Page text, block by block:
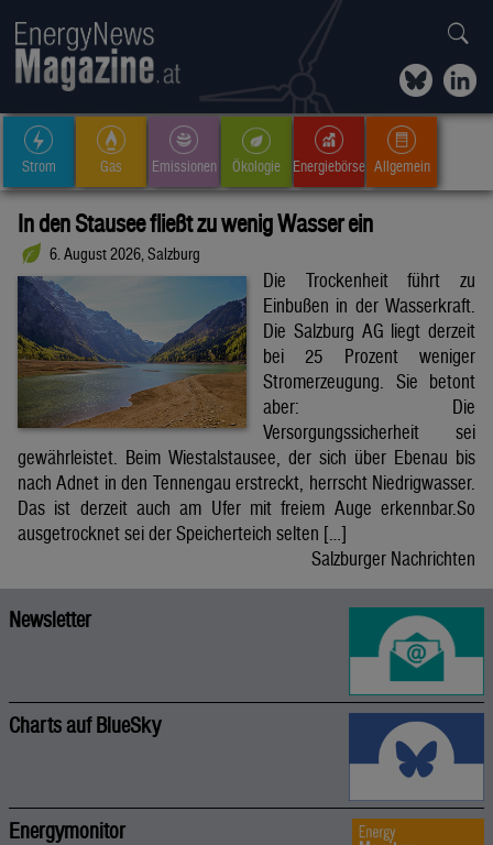
Strom Gas Emissionen Ökologie Energiebörse Allgemein
In den Stausee fließt zu wenig Wasser ein
6. August 2026, Salzburg
Die Trockenheit führt zu
Einbußen in der Wasserkraft.
Die Salzburg AG liegt derzeit
bei 25 Prozent weniger
Stromerzeugung. Sie betont
aber: Die
Versorgungssicherheit sei
gewährleistet. Beim Wiestalstausee, der sich über Ebenau bis
nach Adnet in den Tennengau erstreckt, herrscht Niedrigwasser.
Das ist derzeit auch am Ufer mit freiem Auge erkennbar.So
ausgetrocknet sei der Speicherteich selten […]
Salzburger Nachrichten
Newsletter
Charts auf BlueSky
Energymonitor